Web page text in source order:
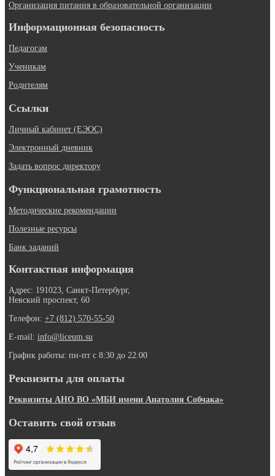
Организация питания в образовательной организации
Информационная безопасность
Педагогам
Ученикам
Родителям
Ссылки
Личный кабинет (ЕЭОС)
Электронный дневник
Задать вопрос директору
Функциональная грамотность
Методические рекомендации
Полезные ресурсы
Банк заданий
Контактная информация
Адрес: 191023, Санкт-Петербург,
Невский проспект, 60
Телефон: +7 (812) 570-55-50
E-mail: info@liceum.su
График работы: пн-пт с 8:30 до 22:00
Реквизиты для оплаты
Реквизиты АНО ВО «МБИ имени Анатолия Собчака»
Оставить свой отзыв